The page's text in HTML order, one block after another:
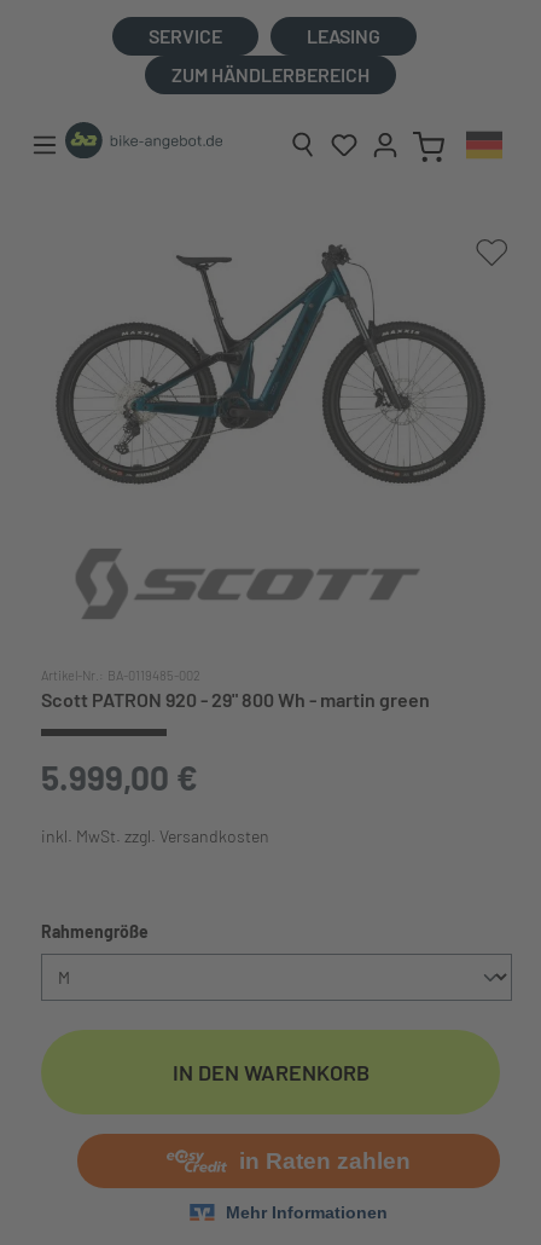
SERVICE
LEASING
ZUM HÄNDLERBEREICH
Artikel-Nr.: BA-0119485-002
Scott PATRON 920 - 29" 800 Wh - martin green
5.999,00 €
inkl. MwSt. zzgl. Versandkosten
Rahmengröße
IN DEN WARENKORB